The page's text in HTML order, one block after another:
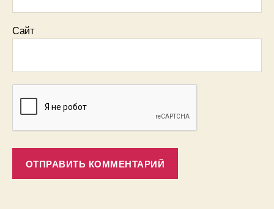
Сайт